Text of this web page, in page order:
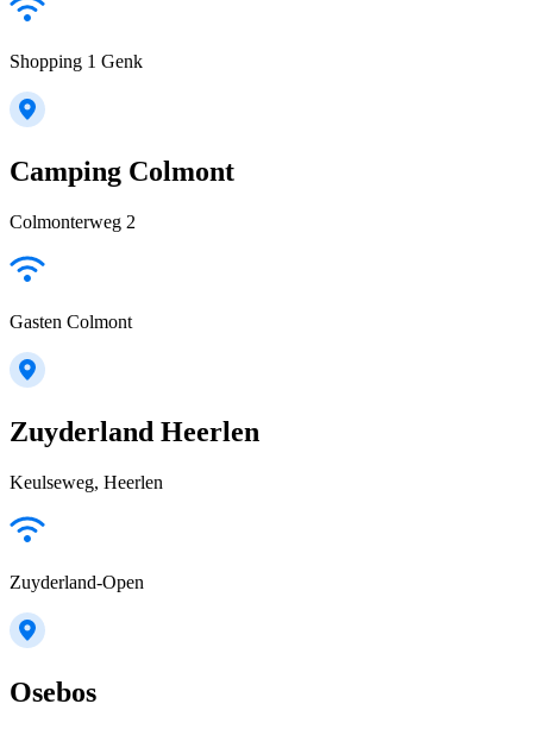
Shopping 1 Genk
Camping Colmont
Colmonterweg 2
Gasten Colmont
Zuyderland Heerlen
Keulseweg, Heerlen
Zuyderland-Open
Osebos